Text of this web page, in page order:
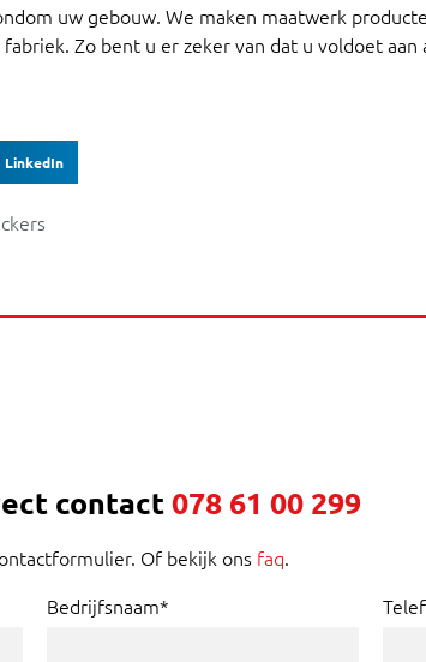
uw gebouw. We maken maatwerk
Zo bent u er zeker van dat u voldoet
LinkedIn
contact078 61 00 299
Of bekijk ons faq.
Bedrijfsnaam*